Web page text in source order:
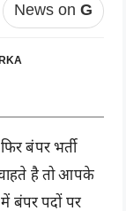
News on G
बंपर भर्ती
है तो आपके
बंपर पदों पर